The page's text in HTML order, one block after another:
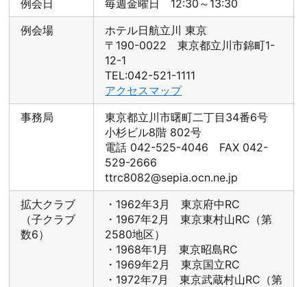
例会日
毎週金曜日 12:30～13:30
例会場
ホテル日航立川 東京
〒190-0022 東京都立川市錦町1-
12-1
TEL:042-521-1111
アクセスマップ
事務局
東京都立川市曙町二丁目34番6号
小杉ビル8階 802号
電話 042-525-4046 FAX 042-
529-2666
ttrc8082@sepia.ocn.ne.jp
拡大クラブ
（子クラブ
数6）
・1962年3月 東京府中RC
・1967年2月 東京東村山RC（第
2580地区）
・1968年1月 東京昭島RC
・1969年2月 東京国立RC
・1972年7月 東京武蔵村山RC（第